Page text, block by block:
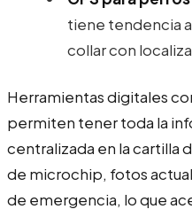
tiene tendencia
collar con
Herramientas digitales
permiten tener toda la
centralizada en la cartilla
de microchip, fotos
de emergencia, lo que